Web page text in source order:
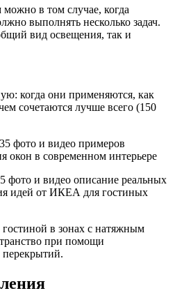
в том случае, когда
выполнять несколько задач.
вид освещения, так и
когда они применяются, как
сочетаются лучше всего (150
фото и видео примеров
окон в современном интерьере
и видео описание реальных
идей от ИКЕА для гостиных
в зонах с натяжным
при помощи